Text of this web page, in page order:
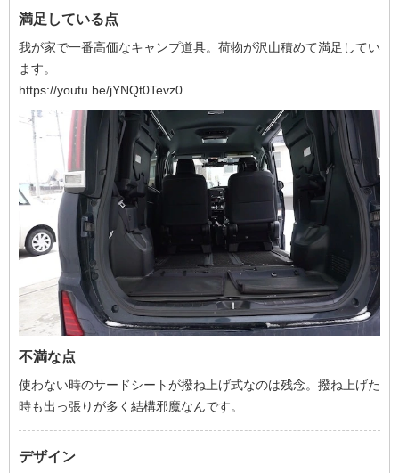
満足している点
我が家で一番高価なキャンプ道具。荷物が沢山積めて満足してい
ます。
https://youtu.be/jYNQt0Tevz0
不満な点
使わない時のサードシートが撥ね上げ式なのは残念。撥ね上げた
時も出っ張りが多く結構邪魔なんです。
デザイン